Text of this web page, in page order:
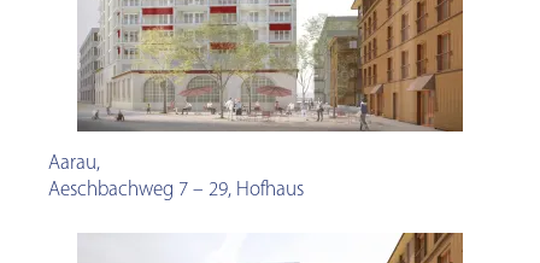
Aarau,
Aeschbachweg 7 – 29, Hofhaus